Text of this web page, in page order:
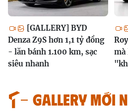
[GALLERY] BYD
Denza Z9S hơn 1,1 tỷ đồng
- lăn bánh 1.100 km, sạc
siêu nhanh
mà
GALLERY MỚI